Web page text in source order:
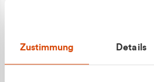
Zustimmung Details
+49 177 8376058